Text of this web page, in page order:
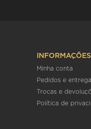
Minha conta
Pedidos e
Trocas e
Política de